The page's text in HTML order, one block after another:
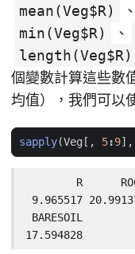
mean(Veg$R)
、
min(Veg$R)
、
length(Veg$R)
個變數計算這些數
均值），我們可以
sapply(Veg[ , 5:9] ,
R
9.965517
BARESOIL
17.594828